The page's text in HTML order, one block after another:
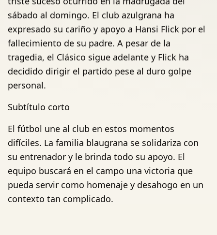
sábado al domingo. El club azulgrana ha
expresado su cariño y apoyo a Hansi Flick por el
fallecimiento de su padre. A pesar de la
tragedia, el Clásico sigue adelante y Flick ha
decidido dirigir el partido pese al duro golpe
personal.
Subtítulo corto
El fútbol une al club en estos momentos
difíciles. La familia blaugrana se solidariza con
su entrenador y le brinda todo su apoyo. El
equipo buscará en el campo una victoria que
pueda servir como homenaje y desahogo en un
contexto tan complicado.